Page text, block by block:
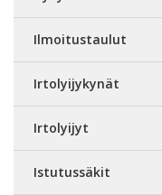
Ilmoitustaulut
Irtolyijykynät
Irtolyijyt
Istutussäkit